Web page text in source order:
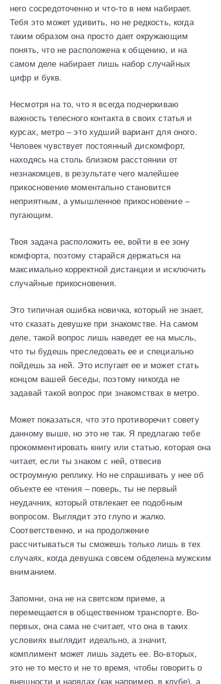
него сосредоточенно и что-то в нем набирает.
Тебя это может удивить, но не редкость, когда
таким образом она просто дает окружающим
понять, что не расположена к общению, и на
самом деле набирает лишь набор случайных
цифр и букв.
Несмотря на то, что я всегда подчеркиваю
важность телесного контакта в своих статья и
курсах, метро – это худший вариант для оного.
Человек чувствует постоянный дискомфорт,
находясь на столь близком расстоянии от
незнакомцев, в результате чего малейшее
прикосновение моментально становится
неприятным, а умышленное прикосновение –
пугающим.
Твоя задача расположить ее, войти в ее зону
комфорта, поэтому старайся держаться на
максимально корректной дистанции и исключить
случайные прикосновения.
Это типичная ошибка новичка, который не знает,
что сказать девушке при знакомстве. На самом
деле, такой вопрос лишь наведет ее на мысль,
что ты будешь преследовать ее и специально
пойдешь за ней. Это испугает ее и может стать
концом вашей беседы, поэтому никогда не
задавай такой вопрос при знакомствах в метро.
Может показаться, что это противоречит совету
данному выше, но это не так. Я предлагаю тебе
прокомментировать книгу или статью, которая она
читает, если ты знаком с ней, отвесив
остроумную реплику. Но не спрашивать у нее об
объекте ее чтения – поверь, ты не первый
неудачник, который отвлекает ее подобным
вопросом. Выглядит это глупо и жалко.
Соответственно, и на продолжение
рассчитываться ты сможешь только лишь в тех
случаях, когда девушка совсем обделена мужским
вниманием.
Запомни, она не на светском приеме, а
перемещается в общественном транспорте. Во-
первых, она сама не считает, что она в таких
условиях выглядит идеально, а значит,
комплимент может лишь задеть ее. Во-вторых,
это не то место и не то время, чтобы говорить о
внешности и нарядах (как например, в клубе), а